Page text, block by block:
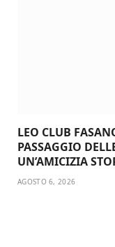
LEO CLUB
PASSAGGIO
UN’AMICIZIA
AGOSTO 6, 2026